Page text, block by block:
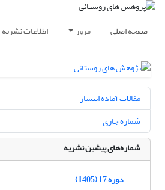
صفحه اصلی مرور اطلاعات نشریه
مقالات آماده انتشار
شماره جاری
شماره‌های پیشین نشریه
دوره 17 (1405)